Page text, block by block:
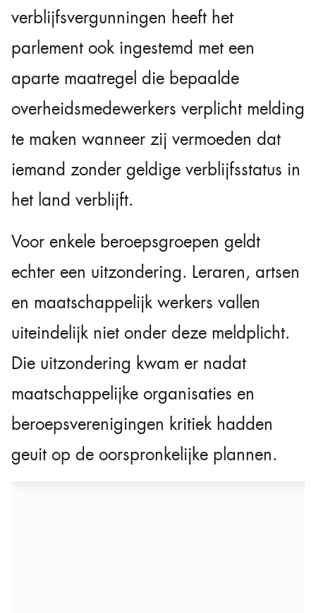
verblijfsvergunningen heeft het
parlement ook ingestemd met een
aparte maatregel die bepaalde
overheidsmedewerkers verplicht melding
te maken wanneer zij vermoeden dat
iemand zonder geldige verblijfsstatus in
het land verblijft.
Voor enkele beroepsgroepen geldt
echter een uitzondering. Leraren, artsen
en maatschappelijk werkers vallen
uiteindelijk niet onder deze meldplicht.
Die uitzondering kwam er nadat
maatschappelijke organisaties en
beroepsverenigingen kritiek hadden
geuit op de oorspronkelijke plannen.